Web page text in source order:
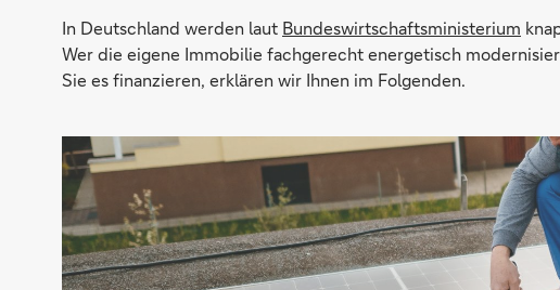
In Deutschland werden laut Bundeswirtschaftsministerium
Wer die eigene Immobilie fachgerecht energetisch
Sie es finanzieren, erklären wir Ihnen im Folgenden.